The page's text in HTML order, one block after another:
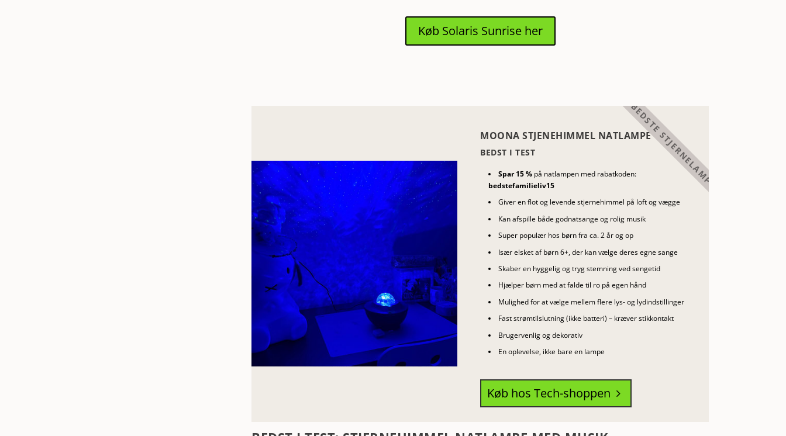
Køb Solaris Sunrise her
MOONA STJENEHIMMEL NATLAMPE
BEDST I TEST
Spar 15 %på natlampen med rabatkoden:
bedstefamilieliv15
Giver en flot og levende stjernehimmel på loft og vægge
Kan afspille både godnatsange og rolig musik
Super populær hos børn fra ca. 2 år og op
Især elsket af børn 6+, der kan vælge deres egne sange
Skaber en hyggelig og tryg stemning ved sengetid
Hjælper børn med at falde til ro på egen hånd
Mulighed for at vælge mellem flere lys- og lydindstillinger
Fast strømtilslutning (ikke batteri) – kræver stikkontakt
Brugervenlig og dekorativ
En oplevelse, ikke bare en lampe
Køb hos Tech-shoppen 5